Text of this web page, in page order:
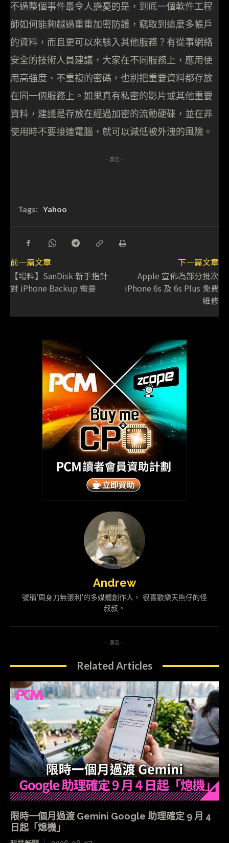
不過整個事件最令人擔憂的是，到底一個軟件工程
師如何能夠越過重重加密防護，竊取到這麼多帳戶
的資料，而且更可以來駭入其他服務？有從事網絡
安全的技術人員建議，大家在不同服務上，應用使
用高強度、不重複的密碼，也別把重要資料都存放
在同一個服務上。如果真有私密的影片或其他重要
資料，建議是存放在經過加密的流動硬碟，並在非
使用時不要接連電腦，就可以減低被外洩的風險。
- 廣告 -
Tags: Yahoo
前一篇文章
【場料】SanDisk 新手指針
對 iPhone Backup 需要
下一篇文章
Apple 宣佈為部分批次
iPhone 6s 及 6s Plus 免費
維修
Andrew
號稱"周身刀無張利"的多媒體創作人。 很喜歡樂天熊仔的怪
叔叔。
- 廣告 -
Related Articles
限時一個月過渡 Gemini Google 助理確定 9 月 4
日起「熄機」